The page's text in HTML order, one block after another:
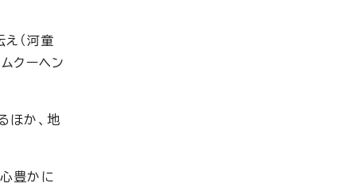
（河童
クーヘン
ほか、地
豊かに